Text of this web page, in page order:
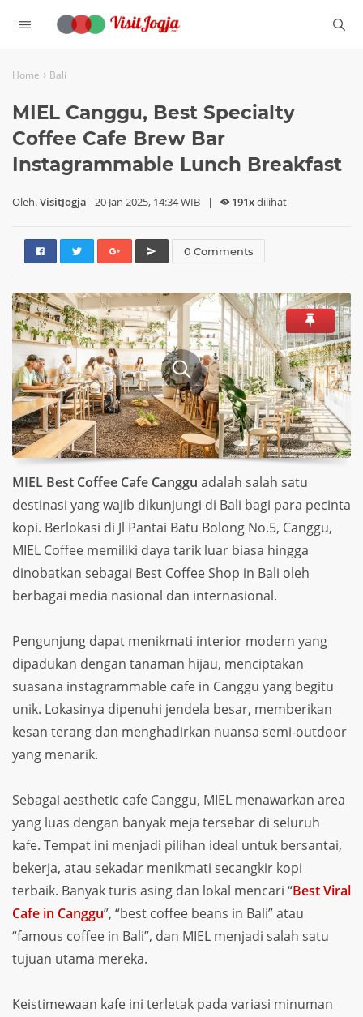
Home › Bali
MIEL Canggu, Best Specialty
Coffee Cafe Brew Bar
Instagrammable Lunch Breakfast
Oleh.VisitJogja -20 Jan 2025, 14:34 WIB | 191xdilihat
0 Comments
MIEL Best Coffee Cafe Canggu adalah salah satu
destinasi yang wajib dikunjungi di Bali bagi para pecinta
kopi. Berlokasi di Jl Pantai Batu Bolong No.5, Canggu,
MIEL Coffee memiliki daya tarik luar biasa hingga
dinobatkan sebagai Best Coffee Shop in Bali oleh
berbagai media nasional dan internasional.
Pengunjung dapat menikmati interior modern yang
dipadukan dengan tanaman hijau, menciptakan
suasana instagrammable cafe in Canggu yang begitu
unik. Lokasinya dipenuhi jendela besar, memberikan
kesan terang dan menghadirkan nuansa semi-outdoor
yang menarik.
Sebagai aesthetic cafe Canggu, MIEL menawarkan area
yang luas dengan banyak meja tersebar di seluruh
kafe. Tempat ini menjadi pilihan ideal untuk bersantai,
bekerja, atau sekadar menikmati secangkir kopi
terbaik. Banyak turis asing dan lokal mencari “Best Viral
Cafe in Canggu”, “best coffee beans in Bali” atau
“famous coffee in Bali”, dan MIEL menjadi salah satu
tujuan utama mereka.
Keistimewaan kafe ini terletak pada variasi minuman